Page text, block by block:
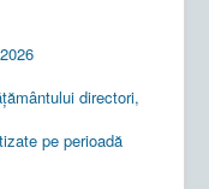
directori,
pe perioadă